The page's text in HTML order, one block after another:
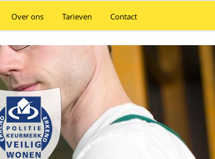
Over ons Tarieven Contact